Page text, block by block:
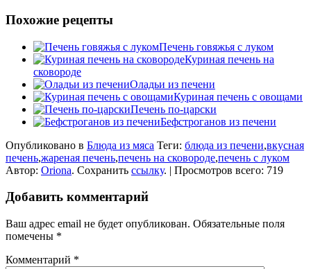
Похожие рецепты
Печень говяжья с луком
Куриная печень на
сковороде
Оладьи из печени
Куриная печень с овощами
Печень по-царски
Бефстроганов из печени
Опубликовано в Блюда из мяса Теги: блюда из печени,вкусная
печень,жареная печень,печень на сковороде,печень с луком
Автор: Oriona. Сохранить ссылку. | Просмотров всего: 719
Добавить комментарий
Ваш адрес email не будет опубликован. Обязательные поля
помечены *
Комментарий *